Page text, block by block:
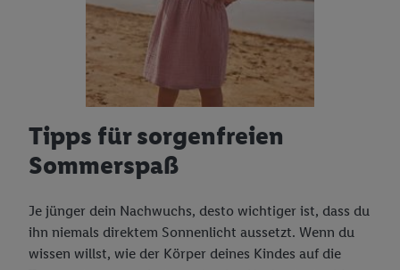
Tipps für sorgenfreien
Sommerspaß
Je jünger dein Nachwuchs, desto wichtiger ist, dass du
ihn niemals direktem Sonnenlicht aussetzt. Wenn du
wissen willst, wie der Körper deines Kindes auf die